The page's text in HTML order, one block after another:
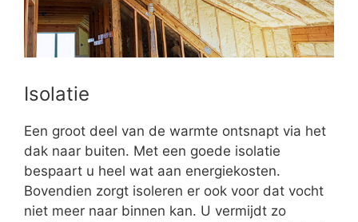
Isolatie
Een groot deel van de warmte ontsnapt via het
dak naar buiten. Met een goede isolatie
bespaart u heel wat aan energiekosten.
Bovendien zorgt isoleren er ook voor dat vocht
niet meer naar binnen kan. U vermijdt zo